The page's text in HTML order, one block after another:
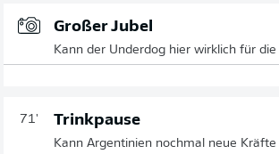
Großer Jubel
Kann der Underdog hier wirklich für
71' Trinkpause
Kann Argentinien nochmal neue